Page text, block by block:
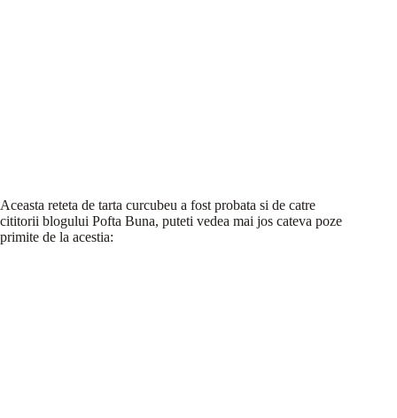
Aceasta reteta de tarta curcubeu a fost probata si de catre
cititorii blogului Pofta Buna, puteti vedea mai jos cateva poze
primite de la acestia: